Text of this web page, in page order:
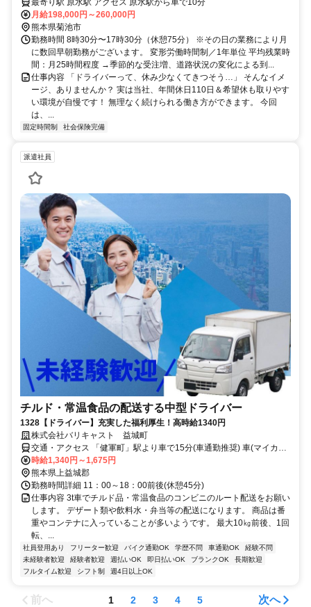
最寄り駅 原水駅 アクセス 原水駅から車で10分
月給198,000円～260,000円
熊本県菊池市
勤務時間 8時30分〜17時30分（休憩75分） ※その日の業務により月
に数回早朝勤務がございます。 変形労働時間制／1年単位 平均残業時
間：月25時間程度 →季節的な受注増、道路状況の変化による到...
仕事内容 「ドライバーって、休み少なくてきつそう…」 そんなイメ
ージ、ありませんか？ 実は当社、年間休日110日＆希望休も取りやす
い環境が自慢です！ 無理なく続けられる働き方ができます。 今回
は、...
固定時間制 社会保険完備
派遣社員
チルド・常温食品の配送する中型ドライバー
1328【ドライバー】充実した福利厚生！高時給1340円
株式会社バリキャスト 益城町
交通・アクセス 「健軍町」駅より車で15分(車通勤推奨) 車(マイカ
ー)・バイク・自転車通勤可
時給1,340円～1,675円
熊本県上益城郡
勤務時間詳細 11：00～18：00前後(休憩45分)
仕事内容 3t車でチルド品・常温食品のコンビニのルート配送をお願い
します。 デザート類や飲料水・弁当等の配送になります。 商品は番
重やコンテナに入っていることが多いようです。 最大10㎏前後、1回
転、...
社員登用あり フリーター歓迎 バイク通勤OK 学歴不問 車通勤OK
経験不問
未経験者歓迎
経験者歓迎 週払いOK 即日払いOK ブランクOK
長期歓迎
フルタイム歓迎
シフト制 週4日以上OK
前へ 1 2 3 4 5 次へ